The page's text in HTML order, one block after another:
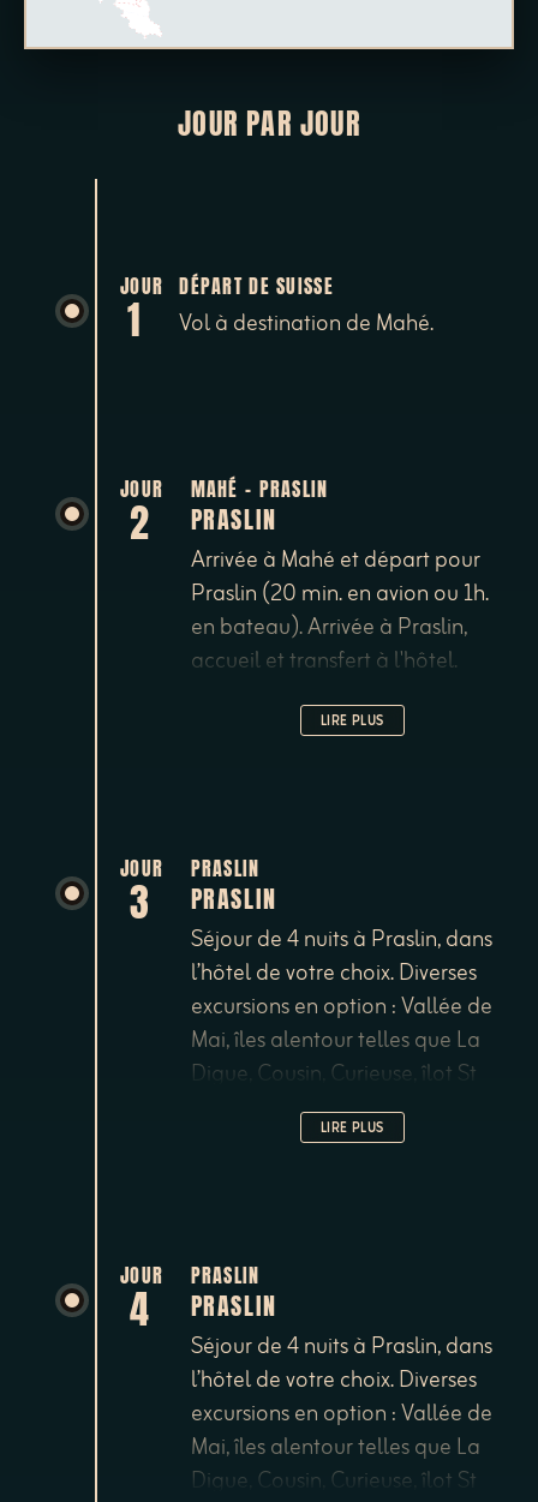
JOUR PAR JOUR
JOUR
1
DÉPART DE SUISSE
Vol à destination de Mahé.
JOUR
2
MAHÉ - PRASLIN
PRASLIN
Arrivée à Mahé et départ pour
Praslin (20 min. en avion ou 1h.
en bateau). Arrivée à Praslin,
accueil et transfert à l'hôtel.
LIRE PLUS
JOUR
3
PRASLIN
PRASLIN
Séjour de 4 nuits à Praslin, dans
l’hôtel de votre choix. Diverses
excursions en option : Vallée de
Mai, îles alentour telles que La
Digue, Cousin, Curieuse, îlot St
LIRE PLUS
JOUR
4
PRASLIN
PRASLIN
Séjour de 4 nuits à Praslin, dans
l’hôtel de votre choix. Diverses
excursions en option : Vallée de
Mai, îles alentour telles que La
Digue, Cousin, Curieuse, îlot St